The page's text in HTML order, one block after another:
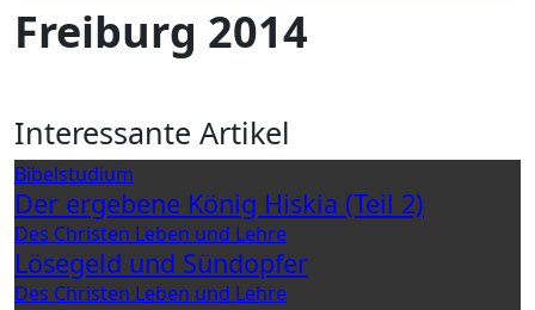
Freiburg 2014
Interessante Artikel
Bibelstudium
Der ergebene König Hiskia (Teil 2)
Des Christen Leben und Lehre
Lösegeld und Sündopfer
Des Christen Leben und Lehre